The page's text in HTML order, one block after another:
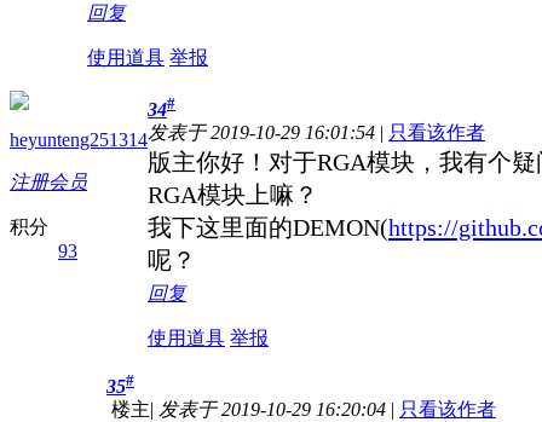
回复
使用道具 举报
heyunteng251314
注册会员
积分
93
34#
发表于 2019-10-29 16:01:54 | 只看该作者
版主你好！对于RGA模块，我有个
RGA模块上嘛？
我下这里面的DEMON(https://
呢？
回复
使用道具 举报
35#
楼主| 发表于 2019-10-29 16:20:04 | 只看该作者